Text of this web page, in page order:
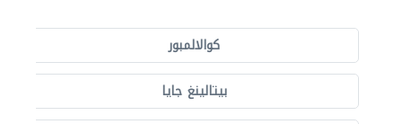
كوالالمبور
بيتالينغ جايا